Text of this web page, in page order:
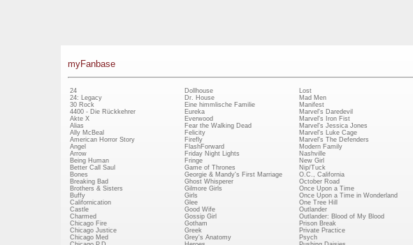
myFanbase
24
24: Legacy
30 Rock
4400 - Die Rückkehrer
Akte X
Alias
Ally McBeal
American Horror Story
Angel
Arrow
Being Human
Better Call Saul
Bones
Breaking Bad
Brothers & Sisters
Buffy
Californication
Castle
Charmed
Chicago Fire
Chicago Justice
Chicago Med
Dollhouse
Dr. House
Eine himmlische Familie
Eureka
Everwood
Fear the Walking Dead
Felicity
Firefly
FlashForward
Friday Night Lights
Fringe
Game of Thrones
Georgie & Mandy's First Marriage
Ghost Whisperer
Gilmore Girls
Girls
Glee
Good Wife
Gossip Girl
Gotham
Greek
Grey's Anatomy
Lost
Mad Men
Manifest
Marvel's Daredevil
Marvel's Iron Fist
Marvel's Jessica Jones
Marvel's Luke Cage
Marvel's The Defenders
Modern Family
Nashville
New Girl
Nip/Tuck
O.C., California
October Road
Once Upon a Time
Once Upon a Time in Wonderland
One Tree Hill
Outlander
Outlander: Blood of My Blood
Prison Break
Private Practice
Psych